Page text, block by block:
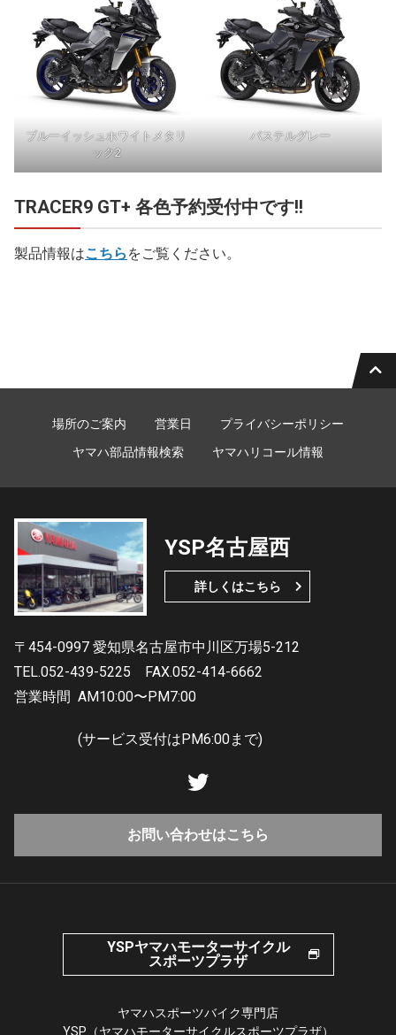
ブルーイッシュホワイトメタリ
ック2
パステルグレー
TRACER9 GT+ 各色予約受付中です!!
製品情報はこちら をご覧ください。
場所のご案内 営業日
プライバシーポリシー
ヤマハ部品情報検索
ヤマハリコール情報
YSP名古屋西
詳しくはこちら
〒454-0997 愛知県名古屋市中川区万場5-212
TEL.052-439-5225
FAX.052-414-6662
営業時間 AM10:00〜PM7:00
(サービス受付はPM6:00まで)
お問い合わせはこちら
YSPヤマハモーターサイクル
スポーツプラザ
ヤマハスポーツバイク専門店
YSP（ヤマハモーターサイクルスポーツプラザ）